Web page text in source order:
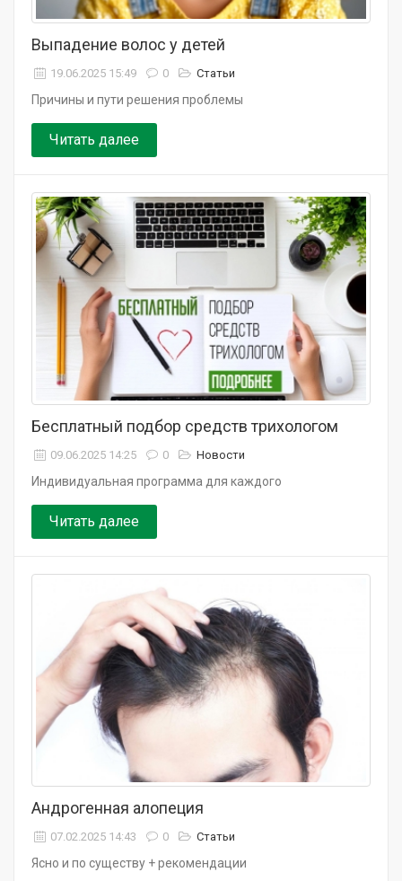
Выпадение волос у детей
19.06.2025 15:49 0 Статьи
Причины и пути решения проблемы
Читать далее
Бесплатный подбор средств трихологом
09.06.2025 14:25 0 Новости
Индивидуальная программа для каждого
Читать далее
Андрогенная алопеция
07.02.2025 14:43 0 Статьи
Ясно и по существу + рекомендации